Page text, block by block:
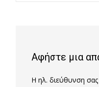
Αφήστε μια
Η ηλ. διεύθυνση σας